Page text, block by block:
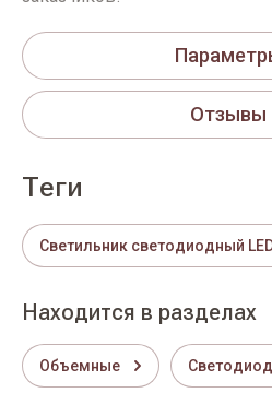
Отзывы
теги
Светильник светодиодный
Находится в разделах
Объемные